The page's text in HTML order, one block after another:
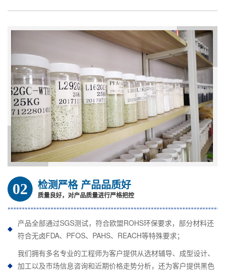
02 检测严格 产品品质好
质量良好，对产品质量进行严格把控
产品全部通过SGS测试，符合欧盟ROHS环保要求，部分材料还
符合无卤FDA、PFOS、PAHS、REACH等特殊要求；
我们拥有多名专业的工程师为客户提供从选材辅导、成型设计、
加工以及市场信息咨询和近期价格走势分析，还为客户提供黑色